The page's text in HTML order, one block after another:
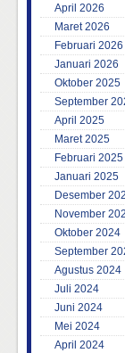
April 2026
Maret 2026
Februari 2026
Januari 2026
Oktober 2025
September
April 2025
Maret 2025
Februari 2025
Januari 2025
Desember
November
Oktober 2024
September
Agustus 2024
Juli 2024
Juni 2024
Mei 2024
April 2024